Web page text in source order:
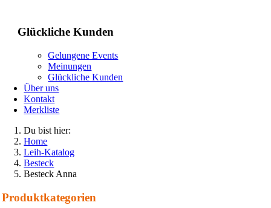
Glückliche Kunden
Gelungene Events
Meinungen
Glückliche Kunden
Über uns
Kontakt
Merkliste
Du bist hier:
Home
Leih-Katalog
Besteck
Besteck Anna
Produkt­kategorien